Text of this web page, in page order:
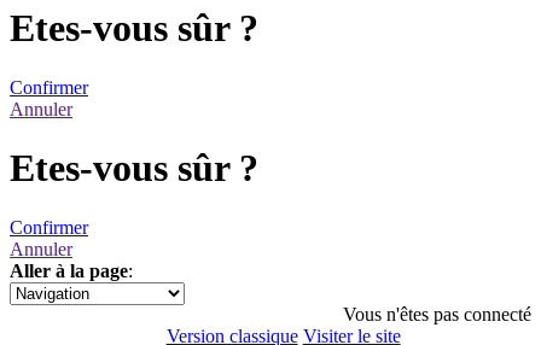
Etes-vous sûr ?
Confirmer
Annuler
Etes-vous sûr ?
Confirmer
Annuler
Aller à la page:
1
Vous n'êtes pas connecté
Version classique Visiter le site